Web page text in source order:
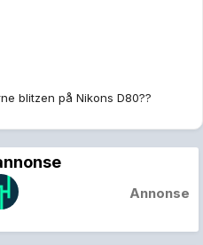
blitzen på Nikons D80??
Annonse